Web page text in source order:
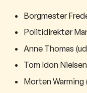
Borgmester
Politidirektør
Anne Thomas
Tom Idon
Morten Warming